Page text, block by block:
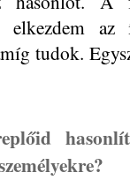
elkezdem
tudok.